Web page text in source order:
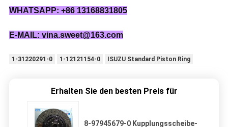
WHATSAPP: +86 13168831805
E-MAIL: vina.sweet@163.com
1-31220291-0 1-12121154-0 ISUZU Standard Piston Ring
Erhalten Sie den besten Preis für
8-97945679-0 Kupplungsscheibe-